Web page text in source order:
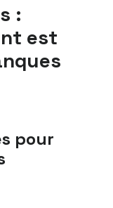
:
est
pour